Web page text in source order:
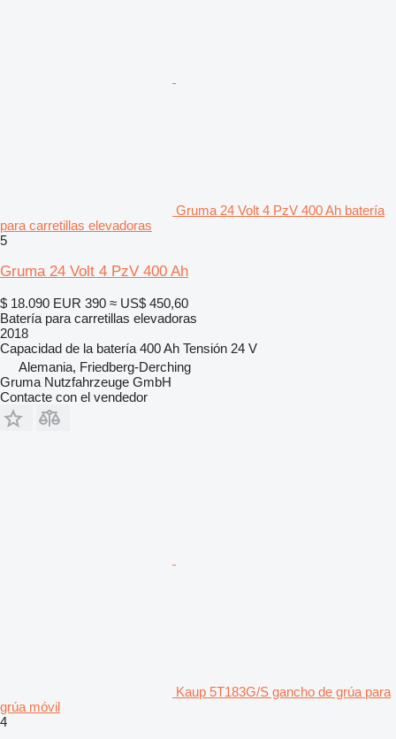
Gruma 24 Volt 4 PzV 400 Ah batería
para carretillas elevadoras
5
Gruma 24 Volt 4 PzV 400 Ah
$ 18.090 EUR 390 ≈ US$ 450,60
Batería para carretillas elevadoras
2018
Capacidad de la batería 400 Ah Tensión 24 V
Alemania, Friedberg-Derching
Gruma Nutzfahrzeuge GmbH
Contacte con el vendedor
Kaup 5T183G/S gancho de grúa para
grúa móvil
4